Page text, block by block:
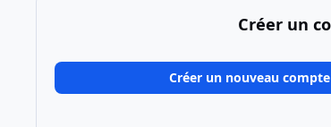
Créer un
Créer un nouveau compte